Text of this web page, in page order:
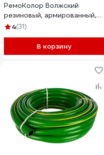
РемоКолор Волжский
резиновый, армированный,
3,0 мм, D 18 мм, 25 м 66-3-
4(31)
В корзину